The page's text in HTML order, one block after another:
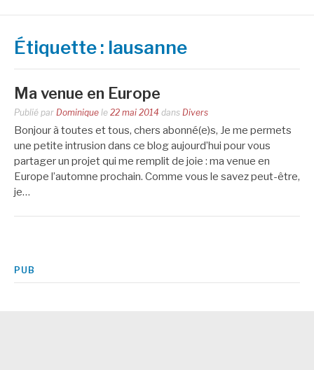
Étiquette : lausanne
Ma venue en Europe
Publié par Dominique le 22 mai 2014 dans Divers
Bonjour à toutes et tous, chers abonné(e)s, Je me permets
une petite intrusion dans ce blog aujourd’hui pour vous
partager un projet qui me remplit de joie : ma venue en
Europe l’automne prochain. Comme vous le savez peut-être,
je…
PUB